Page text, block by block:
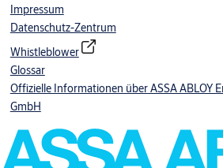
Impressum
Datenschutz-Zentrum
Whistleblower
Glossar
Offizielle Informationen über ASSA ABLOY
GmbH